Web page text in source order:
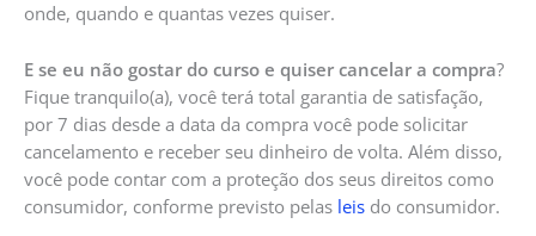
onde, quando e quantas vezes quiser.
E se eu não gostar do curso e quiser cancelar a compra?
Fique tranquilo(a), você terá total garantia de satisfação,
por 7 dias desde a data da compra você pode solicitar
cancelamento e receber seu dinheiro de volta. Além disso,
você pode contar com a proteção dos seus direitos como
consumidor, conforme previsto pelas leis do consumidor.